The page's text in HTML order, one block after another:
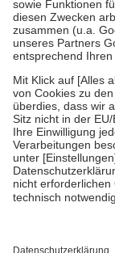
Zuzahlung zehn
Verordnung.
Um das
stärken und die
fallenkeine
• Kindern und
mit Ausnahme der
• Untersuchungen
GKV getragen
• empfohlenen
• Harn- und
getroffen, um